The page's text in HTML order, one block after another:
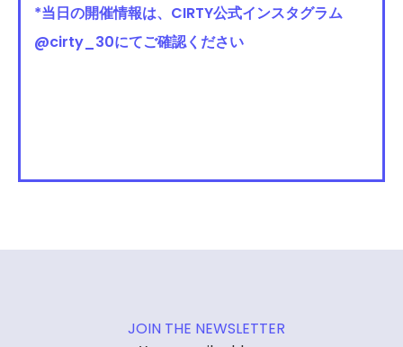
*当日の開催情報は、CIRTY公式インスタグラム
@cirty_30にてご確認ください
JOIN THE NEWSLETTER